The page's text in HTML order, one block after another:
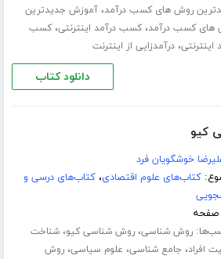
روش های کسب درآمد،آموزش جدیدترین
های کسب درآمد،کسب درآمد اینترنتی،کسب
اینترنتی،درآمدزایی از اینترنت
دانلود کتاب
کیو
خوشگویان فرد
کتاب‌های علوم اقتصادی،کتاب‌های درسی و
روش شناسی،روش شناسی کیو،شناخت
افراد، جامع شناسی، علوم سیاسی،روش